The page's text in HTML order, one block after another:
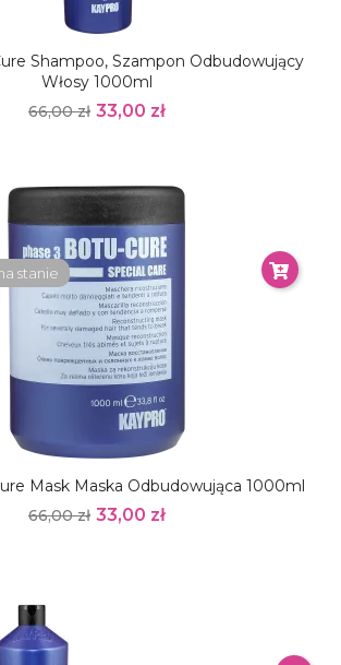
Shampoo, Szampon Odbudowujący
Włosy 1000ml
66,00 zł 33,00 zł
Mask Maska Odbudowująca 1000ml
66,00 zł 33,00 zł
stanie